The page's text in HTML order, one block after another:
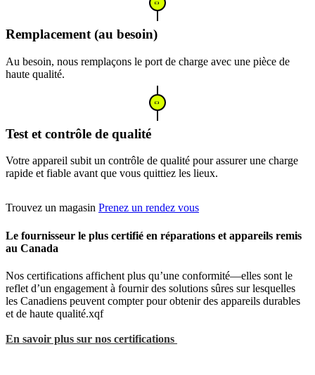
Remplacement (au besoin)
Au besoin, nous remplaçons le port de charge avec une pièce de
haute qualité.
Test et contrôle de qualité
Votre appareil subit un contrôle de qualité pour assurer une charge
rapide et fiable avant que vous quittiez les lieux.
Trouvez un magasin Prenez un rendez vous
Le fournisseur le plus certifié en réparations et appareils remis
au Canada
Nos certifications affichent plus qu’une conformité—elles sont le
reflet d’un engagement à fournir des solutions sûres sur lesquelles
les Canadiens peuvent compter pour obtenir des appareils durables
et de haute qualité.xqf
En savoir plus sur nos certifications